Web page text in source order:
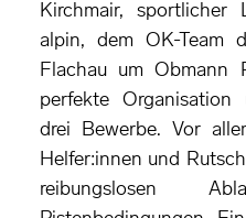
Kirchmair, sportlicher
alpin, dem OK-Team
Flachau um Obmann
perfekte
drei Bewerbe. Vor
Helfer:innen und
reibungslosen